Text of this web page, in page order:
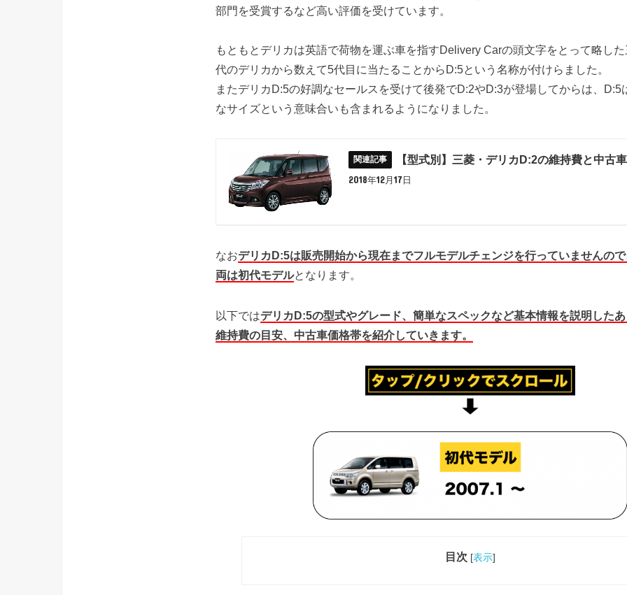
部門を受賞するなど高い評価を受けています。
もともとデリカは英語で荷物を運ぶ車を指すDelivery Carの頭文字をとって略し
代のデリカから数えて5代目に当たることからD:5という名称が付けらました。
またデリカD:5の好調なセールスを受けて後発でD:2やD:3が登場してからは、D:5
なサイズという意味合いも含まれるようになりました。
【型式別】三菱・デリカD:2の維持費と中古
2018年12月17日
なおデリカD:5は販売開始から現在までフルモデルチェンジを行っていませんの
両は初代モデルとなります。
以下ではデリカD:5の型式やグレード、簡単なスペックなど基本情報を説明した
維持費の目安、中古車価格帯を紹介していきます。
目次 [表示]